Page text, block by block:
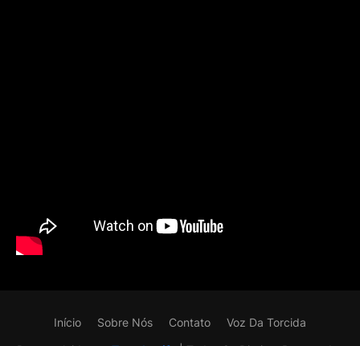
Início Sobre Nós Contato Voz Da Torcida